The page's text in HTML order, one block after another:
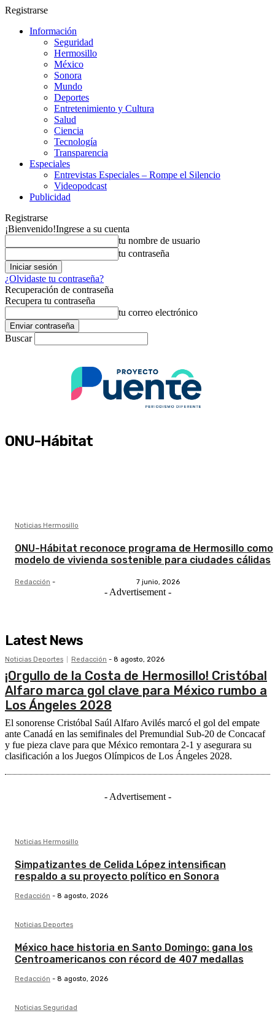
Registrarse
Información
Seguridad
Hermosillo
México
Sonora
Mundo
Deportes
Entretenimiento y Cultura
Salud
Ciencia
Tecnología
Transparencia
Especiales
Entrevistas Especiales – Rompe el Silencio
Videopodcast
Publicidad
Registrarse
¡Bienvenido!Ingrese a su cuenta
tu nombre de usuario
tu contraseña
¿Olvidaste tu contraseña?
Recuperación de contraseña
Recupera tu contraseña
tu correo electrónico
Buscar
ONU-Hábitat
Noticias Hermosillo
ONU-Hábitat reconoce programa de Hermosillo como
modelo de vivienda sostenible para ciudades cálidas
Redacción - 7 junio, 2026
- Advertisement -
Latest News
Noticias Deportes Redacción - 8 agosto, 2026
¡Orgullo de la Costa de Hermosillo! Cristóbal
Alfaro marca gol clave para México rumbo a
Los Ángeles 2028
El sonorense Cristóbal Saúl Alfaro Avilés marcó el gol del empate
ante Canadá en las semifinales del Premundial Sub-20 de Concacaf
y fue pieza clave para que México remontara 2-1 y asegurara su
clasificación a los Juegos Olímpicos de Los Ángeles 2028.
- Advertisement -
Noticias Hermosillo
Simpatizantes de Celida López intensifican
respaldo a su proyecto político en Sonora
Redacción - 8 agosto, 2026
Noticias Deportes
México hace historia en Santo Domingo: gana los
Centroamericanos con récord de 407 medallas
Redacción - 8 agosto, 2026
Noticias Seguridad